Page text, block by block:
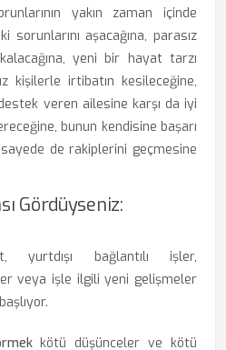
yakın zaman içinde
aşacağına, parasız
yeni bir hayat tarzı
kişilerle irtibatın kesileceğine,
veren ailesine karşı da iyi
bunun kendisine başarı
de rakiplerini geçmesine
Gördüyseniz:
yurtdışı bağlantılı işler,
veya işle ilgili yeni gelişmeler
kötü düşünceler ve kötü